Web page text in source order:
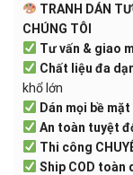
TRANH DÁN
CHÚNG TÔI
Tư vấn & giao
Chất liệu đa
khổ lớn
Dán mọi bề mặt
An toàn tuyệt
Thi công
Ship COD toàn